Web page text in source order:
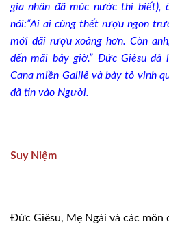
gia nhân đã múc nước thì biết),
nói:“Ai ai cũng thết rượu ngon
mới đãi rượu xoàng hơn. Còn
đến mãi bây giờ.” Ðức Giêsu
Cana miền Galilê và bày tỏ vinh
đã tin vào Người.
Suy Niệm
Ðức Giêsu, Mẹ Ngài và các môn